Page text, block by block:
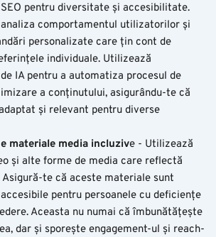
pentru diversitate și accesibilitate.
comportamentul utilizatorilor și
personalizate care țin cont de
individuale. Utilizează
IA pentru a automatiza procesul de
a conținutului, asigurându-te că
și relevant pentru diverse
materiale media incluzive - Utilizează
și alte forme de media care reflectă
te că aceste materiale sunt
pentru persoanele cu deficiențe
Aceasta nu numai că îmbunătățește
dar și sporește engagement-ul și reach-